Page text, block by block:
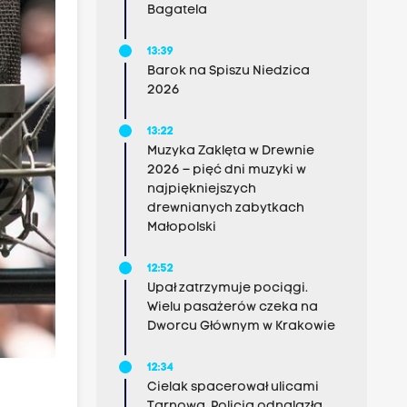
Bagatela
13:39
Barok na Spiszu Niedzica
2026
13:22
Muzyka Zaklęta w Drewnie
2026 – pięć dni muzyki w
najpiękniejszych
drewnianych zabytkach
Małopolski
12:52
Upał zatrzymuje pociągi.
Wielu pasażerów czeka na
Dworcu Głównym w Krakowie
12:34
Cielak spacerował ulicami